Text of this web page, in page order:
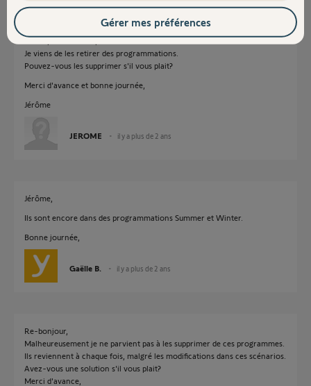
Merci pour votre réponse.
Je viens de les retirer des programmations.
Pouvez-vous les supprimer s'il vous plait?
Merci d'avance et bonne journée,
Jérôme
JEROME il y a plus de 2 ans
Jérôme,
Ils sont encore dans des programmations Summer et Winter.
Bonne journée,
Gaëlle B. il y a plus de 2 ans
Re-bonjour,
Malheureusement je ne parvient pas à les supprimer de ces programmes.
Ils reviennent à chaque fois, malgré les modifications dans ces scénarios.
Avez-vous une solution s'il vous plait?
Merci d'avance,
Gérer mes préférences